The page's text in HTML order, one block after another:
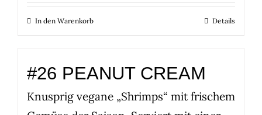
In den Warenkorb Details
#26 PEANUT CREAM
Knusprig vegane „Shrimps“ mit frischem